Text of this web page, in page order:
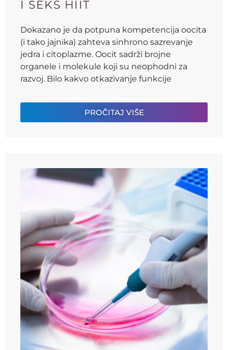
I SEKS HIIT
Dokazano je da potpuna kompetencija oocita
(i tako jajnika) zahteva sinhrono sazrevanje
jedra i citoplazme. Oocit sadrži brojne
organele i molekule koji su neophodni za
razvoj. Bilo kakvo otkazivanje funkcije
PROČITAJ VIŠE